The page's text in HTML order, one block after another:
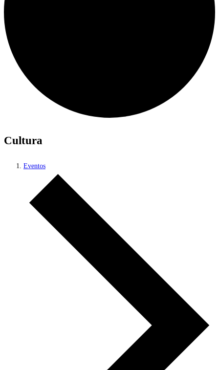
Cultura
Eventos